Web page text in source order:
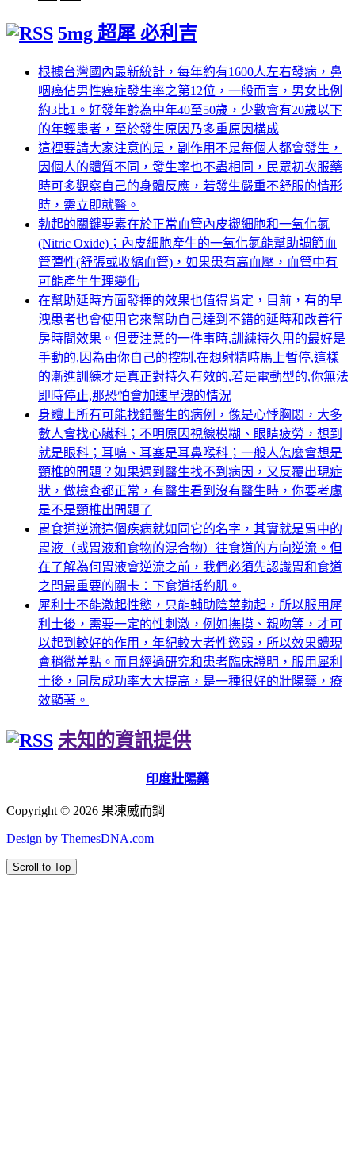
NT$1,600。
格：
NT$800。
價
NT$1,800。
價
NT$900。
5mg 超犀 必利吉
根據台灣國內最新統計，每年約有1600人左右發病，鼻
咽癌佔男性癌症發生率之第12位，一般而言，男女比例
約3比1。好發年齡為中年40至50歲，少數會有20歲以下
的年輕患者，至於發生原因乃多重原因構成
這裡要請大家注意的是，副作用不是每個人都會發生，
因個人的體質不同，發生率也不盡相同，民眾初次服藥
時可多觀察自己的身體反應，若發生嚴重不舒服的情形
時，需立即就醫。
勃起的關鍵要素在於正常血管內皮襯細胞和一氧化氮
(Nitric Oxide)；內皮細胞產生的一氧化氮能幫助調節血
管彈性(舒張或收縮血管)，如果患有高血壓，血管中有
可能產生生理變化
在幫助延時方面發揮的效果也值得肯定，目前，有的早
洩患者也會使用它來幫助自己達到不錯的延時和改善行
房時間效果。但要注意的一件事時,訓練持久用的最好是
手動的,因為由你自己的控制,在想射精時馬上暫停,這樣
的漸進訓練才是真正對持久有效的,若是電動型的,你無法
即時停止,那恐怕會加速早洩的情況
身體上所有可能找錯醫生的病例，像是心悸胸悶，大多
數人會找心臟科；不明原因視線模糊、眼睛疲勞，想到
就是眼科；耳鳴、耳塞是耳鼻喉科；一般人怎麼會想是
頸椎的問題？如果遇到醫生找不到病因，又反覆出現症
狀，做檢查都正常，有醫生看到沒有醫生時，你要考慮
是不是頸椎出問題了
胃食道逆流這個疾病就如同它的名字，其實就是胃中的
胃液（或胃液和食物的混合物）往食道的方向逆流。但
在了解為何胃液會逆流之前，我們必須先認識胃和食道
之間最重要的關卡：下食道括約肌。
犀利士不能激起性慾，只能輔助陰莖勃起，所以服用犀
利士後，需要一定的性刺激，例如撫摸、親吻等，才可
以起到較好的作用，年紀較大者性慾弱，所以效果體現
會稍微差點。而且經過研究和患者臨床證明，服用犀利
士後，同房成功率大大提高，是一種很好的壯陽藥，療
效顯著。
未知的資訊提供
印度壯陽藥
Copyright © 2026 果凍威而鋼
Design by ThemesDNA.com
Scroll to Top